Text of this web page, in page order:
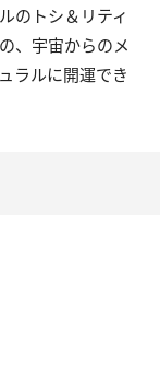
のトシ＆リティ
、宇宙からのメ
ラルに開運でき